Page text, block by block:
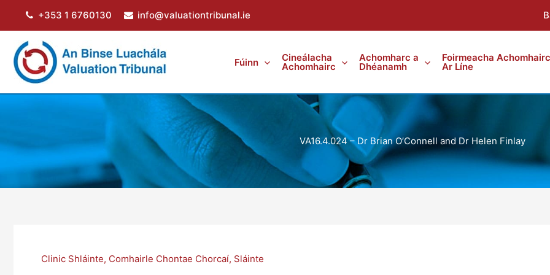
+353 1 6760130 info@valuationtribunal.ie
Fúinn Cineálacha
Achomhairc
Achomharc a
Dhéanamh
Foirmeacha Achomhairc
Ar Líne
VA16.4.024 – Dr Brian O’Connell and Dr Helen Finlay
Clinic Shláinte, Comhairle Chontae Chorcaí, Sláinte